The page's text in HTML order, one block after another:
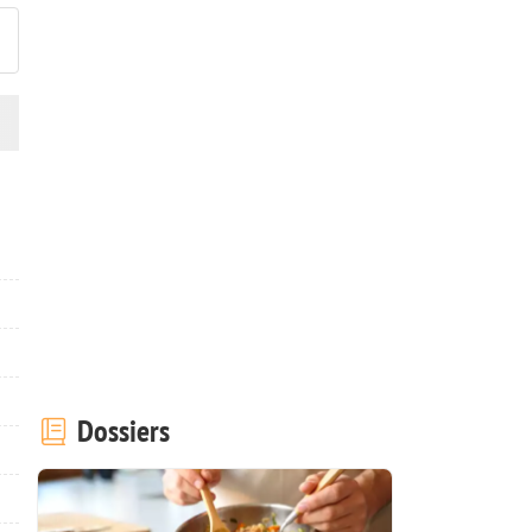
Dossiers